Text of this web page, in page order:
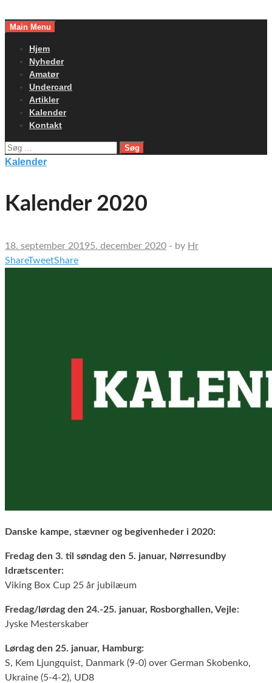
toMain Menu
Hjem
Nyheder
Amatør
Undercard
Artikler
Kalender
Kontakt
Søg
efter:
Kalender
Kalender 2020
18. september 20195. december 2020 - by Hr
ShareTweetShare
Danske kampe, stævner og begivenheder i 2020:
Fredag den 3. til søndag den 5. januar, Nørresundby
Idrætscenter:
Viking Box Cup 25 år jubilæum
Fredag/lørdag den 24.-25. januar, Rosborghallen, Vejle:
Jyske Mesterskaber
Lørdag den 25. januar, Hamburg:
S, Kem Ljungquist, Danmark (9-0) over German Skobenko,
Ukraine (5-4-2), UD8